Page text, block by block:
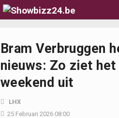
Bram Verbruggen
nieuws: Zo ziet
weekend uit
LHX
25 Februari 2026 08:00